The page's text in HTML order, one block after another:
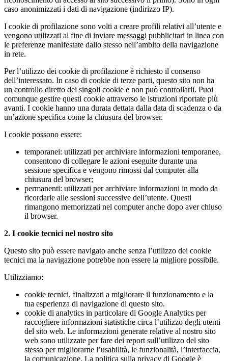
caso anonimizzati i dati di navigazione (indirizzo IP).
I cookie di profilazione sono volti a creare profili relativi all’utente e
vengono utilizzati al fine di inviare messaggi pubblicitari in linea con
le preferenze manifestate dallo stesso nell’ambito della navigazione
in rete.
Per l’utilizzo dei cookie di profilazione è richiesto il consenso
dell’interessato. In caso di cookie di terze parti, questo sito non ha
un controllo diretto dei singoli cookie e non può controllarli. Puoi
comunque gestire questi cookie attraverso le istruzioni riportate più
avanti. I cookie hanno una durata dettata dalla data di scadenza o da
un’azione specifica come la chiusura del browser.
I cookie possono essere:
temporanei: utilizzati per archiviare informazioni temporanee,
consentono di collegare le azioni eseguite durante una
sessione specifica e vengono rimossi dal computer alla
chiusura del browser;
permanenti: utilizzati per archiviare informazioni in modo da
ricordarle alle sessioni successive dell’utente. Questi
rimangono memorizzati nel computer anche dopo aver chiuso
il browser.
2. I cookie tecnici nel nostro sito
Questo sito può essere navigato anche senza l’utilizzo dei cookie
tecnici ma la navigazione potrebbe non essere la migliore possibile.
Utilizziamo:
cookie tecnici, finalizzati a migliorare il funzionamento e la
tua esperienza di navigazione di questo sito.
cookie di analytics in particolare di Google Analytics per
raccogliere informazioni statistiche circa l’utilizzo degli utenti
del sito web. Le informazioni generate relative al nostro sito
web sono utilizzate per fare dei report sull’utilizzo del sito
stesso per migliorarne l’usabilità, le funzionalità, l’interfaccia,
la comunicazione. La politica sulla privacy di Google è